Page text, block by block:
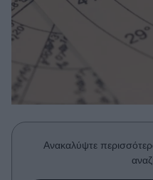
Woman Power
Parenting
Real Women
Πρόσωπα
Ανακαλύψτε